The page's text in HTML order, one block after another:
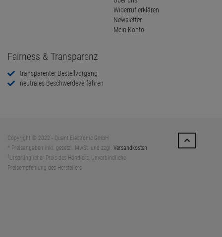
Widerruf erklären
Newsletter
Mein Konto
Fairness & Transparenz
transparenter Bestellvorgang
neutrales Beschwerdeverfahren
Copyright © 2022 - Quant Electronic GmbH
* Preisangaben inkl. gesetzl. MwSt. und zzgl. Versandkosten
Ursprünglicher Preis des Händlers, Unverbindliche
Preisempfehlung des Herstellers